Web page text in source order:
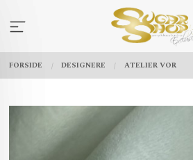
innholdet
FORSIDE DESIGNERE ATELIER VOR